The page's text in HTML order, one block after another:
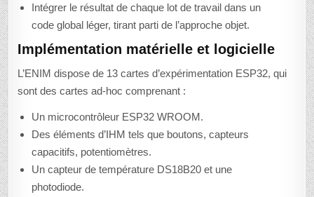
Intégrer le résultat de chaque lot de travail dans un
code global léger, tirant parti de l’approche objet.
Implémentation matérielle et logicielle
L’ENIM dispose de 13 cartes d’expérimentation ESP32, qui
sont des cartes ad-hoc comprenant :
Un microcontrôleur ESP32 WROOM.
Des éléments d’IHM tels que boutons, capteurs
capacitifs, potentiomètres.
Un capteur de température DS18B20 et une
photodiode.